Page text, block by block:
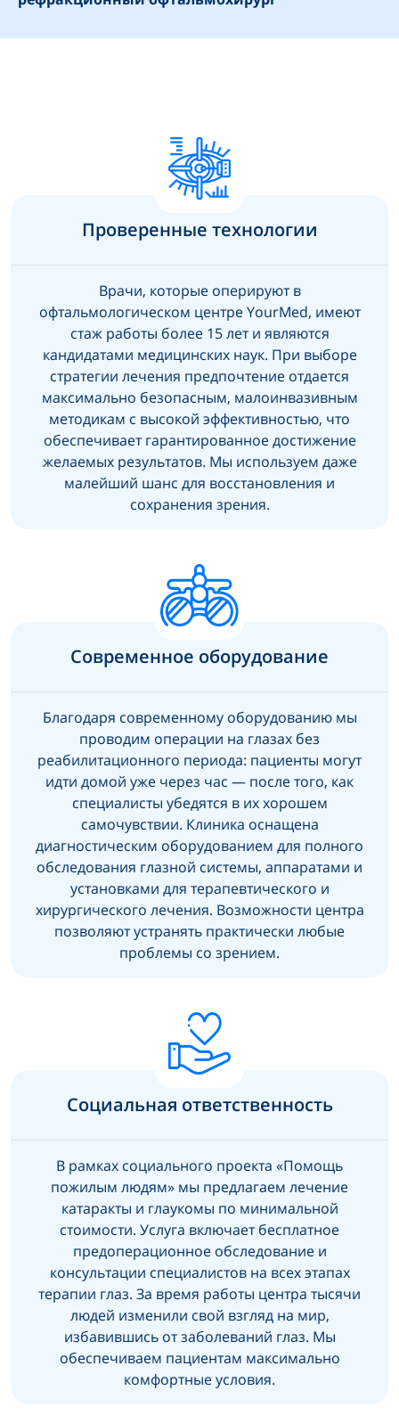
Проверенные технологии
Врачи, которые оперируют в
офтальмологическом центре YourMed, имеют
стаж работы более 15 лет и являются
кандидатами медицинских наук. При выборе
стратегии лечения предпочтение отдается
максимально безопасным, малоинвазивным
методикам с высокой эффективностью, что
обеспечивает гарантированное достижение
желаемых результатов. Мы используем даже
малейший шанс для восстановления и
сохранения зрения.
Современное оборудование
Благодаря современному оборудованию мы
проводим операции на глазах без
реабилитационного периода: пациенты могут
идти домой уже через час — после того, как
специалисты убедятся в их хорошем
самочувствии. Клиника оснащена
диагностическим оборудованием для полного
обследования глазной системы, аппаратами и
установками для терапевтического и
хирургического лечения. Возможности центра
позволяют устранять практически любые
проблемы со зрением.
Социальная ответственность
В рамках социального проекта «Помощь
пожилым людям» мы предлагаем лечение
катаракты и глаукомы по минимальной
стоимости. Услуга включает бесплатное
предоперационное обследование и
консультации специалистов на всех этапах
терапии глаз. За время работы центра тысячи
людей изменили свой взгляд на мир,
избавившись от заболеваний глаз. Мы
обеспечиваем пациентам максимально
комфортные условия.